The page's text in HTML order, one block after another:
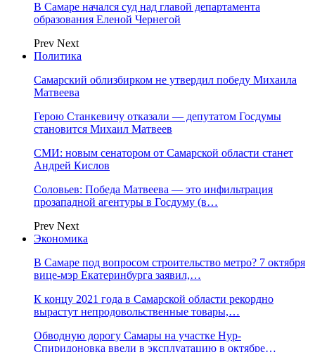
В Самаре начался суд над главой департамента
образования Еленой Чернегой
Prev Next
Политика
Самарский облизбирком не утвердил победу Михаила
Матвеева
Герою Станкевичу отказали — депутатом Госдумы
становится Михаил Матвеев
СМИ: новым сенатором от Самарской области станет
Андрей Кислов
Соловьев: Победа Матвеева — это инфильтрация
прозападной агентуры в Госдуму (в…
Prev Next
Экономика
В Самаре под вопросом строительство метро? 7 октября
вице-мэр Екатеринбурга заявил,…
К концу 2021 года в Самарской области рекордно
вырастут непродовольственные товары,…
Обводную дорогу Самары на участке Нур-
Спиридоновка ввели в эксплуатацию в октябре…